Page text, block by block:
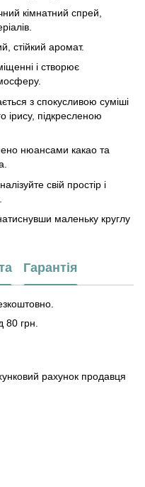
кімнатний спрей,
стійкий аромат.
і створює
з спокусливою суміші
ірису, підкресленою
нюансами какао та
свій простір і
маленьку круглу
Гарантія
грн.
рахунок продавця